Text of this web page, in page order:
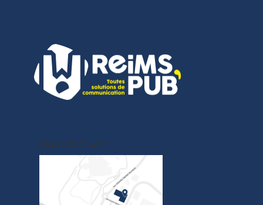
Nous trouver